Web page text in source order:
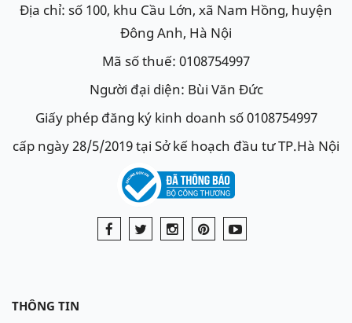
Địa chỉ: số 100, khu Cầu Lớn, xã Nam Hồng, huyện
Đông Anh, Hà Nội
Mã số thuế: 0108754997
Người đại diện: Bùi Văn Đức
Giấy phép đăng ký kinh doanh số 0108754997
cấp ngày 28/5/2019 tại Sở kế hoạch đầu tư TP.Hà Nội
THÔNG TIN